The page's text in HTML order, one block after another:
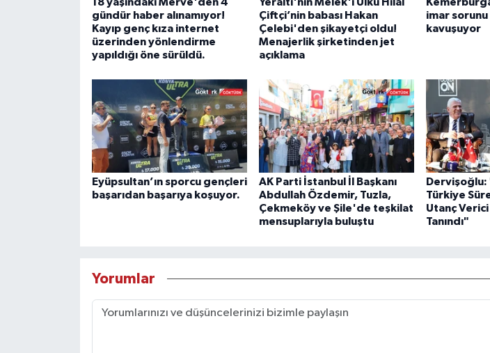
gündür haber alınamıyor!
Kayıp genç kıza internet
üzerinden yönlendirme
yapıldığı öne sürüldü.
Çiftçi’nin babası Hakan
Çelebi'den şikayetçi oldu!
Menajerlik şirketinden jet
açıklama
imar
kavuşuyor
Eyüpsultan’ın sporcu gençleri
başarıdan başarıya koşuyor.
AK Parti İstanbul İl Başkanı
Abdullah Özdemir, Tuzla,
Çekmeköy ve Şile'de teşkilat
mensuplarıyla buluştu
Türkiye
Utanç
Tanındı"
Yorumlar